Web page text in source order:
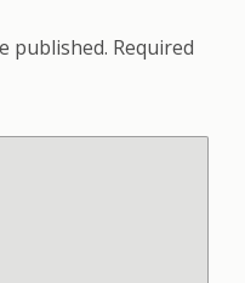
published. Required